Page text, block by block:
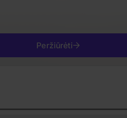
Peržiūrėti